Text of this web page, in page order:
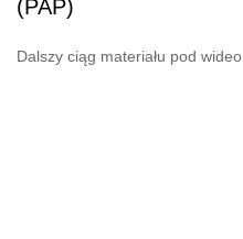
(PAP)
Dalszy ciąg materiału pod wideo